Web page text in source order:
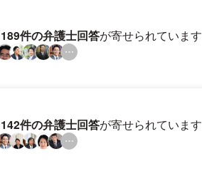
189件の弁護士回答が寄せられています
142件の弁護士回答が寄せられています